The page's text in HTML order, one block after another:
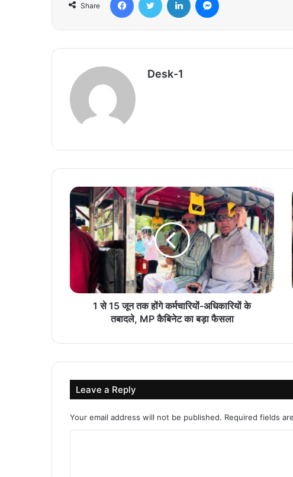
Share
Desk-1
1 से 15 जून तक होंगे कर्मचारियों-अधिकारियों के
तबादले, MP कैबिनेट का बड़ा फैसला
Leave a Reply
Your email address will not be published. Required fields